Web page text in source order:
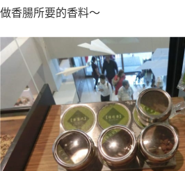
做香腸所要的香料～